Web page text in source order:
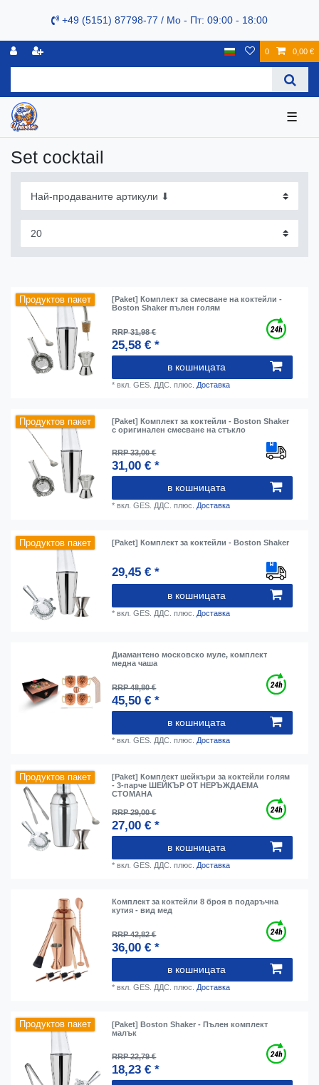
+49 (5151) 87798-77 / Mo - Пт: 09:00 - 18:00
0 0,00 €
☰
Set cocktail
Продуктов пакет
[Paket] Комплект за смесване на коктейли -
Boston Shaker пълен голям
RRP 31,98 €
25,58 € *
в кошницата
*вкл. GES. ДДС. плюс. Доставка
Продуктов пакет
[Paket] Комплект за коктейли - Boston Shaker
с оригинален смесване на стъкло
RRP 33,00 €
31,00 € *
в кошницата
*вкл. GES. ДДС. плюс.Доставка
Продуктов пакет [Paket] Комплект за коктейли - Boston Shaker
29,45 € *
в кошницата
*вкл. GES. ДДС. плюс. Доставка
Диамантено московско муле, комплект
медна чаша
RRP 48,80 €
45,50 € *
в кошницата
*вкл. GES. ДДС. плюс. Доставка
Продуктов пакет
[Paket] Комплект шейкъри за коктейли голям
- 3-парче ШЕЙКЪР ОТ НЕРЪЖДАЕМА
СТОМАНА
RRP 29,00 €
27,00 € *
в кошницата
*вкл. GES. ДДС. плюс. Доставка
Комплект за коктейли 8 броя в подаръчна
кутия - вид мед
RRP 42,82 €
36,00 € *
в кошницата
*вкл. GES. ДДС. плюс. Доставка
Продуктов пакет
[Paket] Boston Shaker - Пълен комплект
малък
RRP 22,79 €
18,23 € *